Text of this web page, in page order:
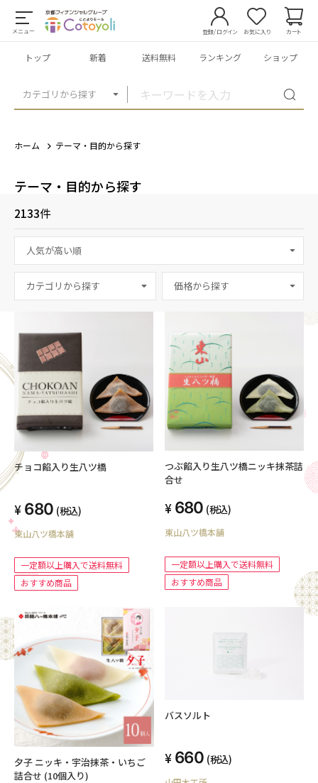
メニュー
カテゴリから探す
登録/ログイン お気に入り カート
トップ 新着 送料無料 ランキング ショップ
ホーム テーマ・目的から探す
テーマ・目的から探す
2133件
カテゴリから探す
チョコ餡入り生八ツ橋
680 (税込)
東山八ツ橋本舗
一定額以上購入で送料無料
おすすめ商品
つぶ餡入り生八ツ橋ニッキ抹茶詰
合せ
680 (税込)
東山八ツ橋本舗
一定額以上購入で送料無料
おすすめ商品
夕子 ニッキ・宇治抹茶・いちご
詰合せ (10個入り)
バスソルト
660 (税込)